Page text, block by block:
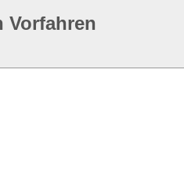
Vorfahren